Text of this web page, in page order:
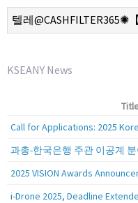
KSEANY News
2025 VISION Awards